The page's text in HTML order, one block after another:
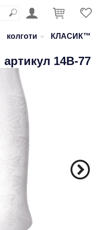
колготи КЛАСИК™
артикул 14B-77